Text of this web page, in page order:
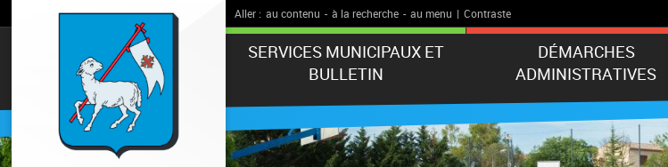
Aller : au contenu - à la recherche - au menu | Contraste
SERVICES MUNICIPAUX ET
BULLETIN
DÉMARCHES
ADMINISTRATIVES